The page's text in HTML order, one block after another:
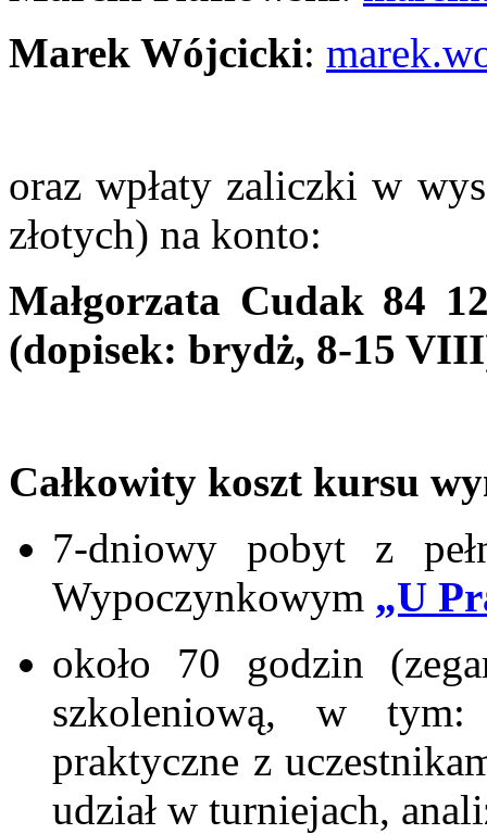
Marek Wójcicki:
oraz wpłaty zaliczki w
złotych) na konto:
Małgorzata Cudak 84
(dopisek: brydż, 8-15
Całkowity koszt kursu
7-dniowy pobyt z
Wypoczynkowym „U
około 70 godzin
szkoleniową, w tym:
praktyczne z
udział w turniejach,